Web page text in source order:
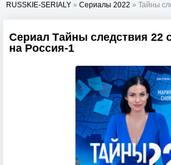
RUSSKIE-SERIALY » Сериалы 2022 » Тайны
Сериал Тайны следствия 22
на Россия-1